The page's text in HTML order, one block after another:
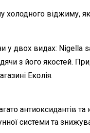
холодного віджиму,
у двох видах: Nigella
з його якостей.
Еколія.
антиоксидантів
системи та